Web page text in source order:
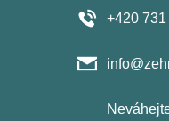
+420